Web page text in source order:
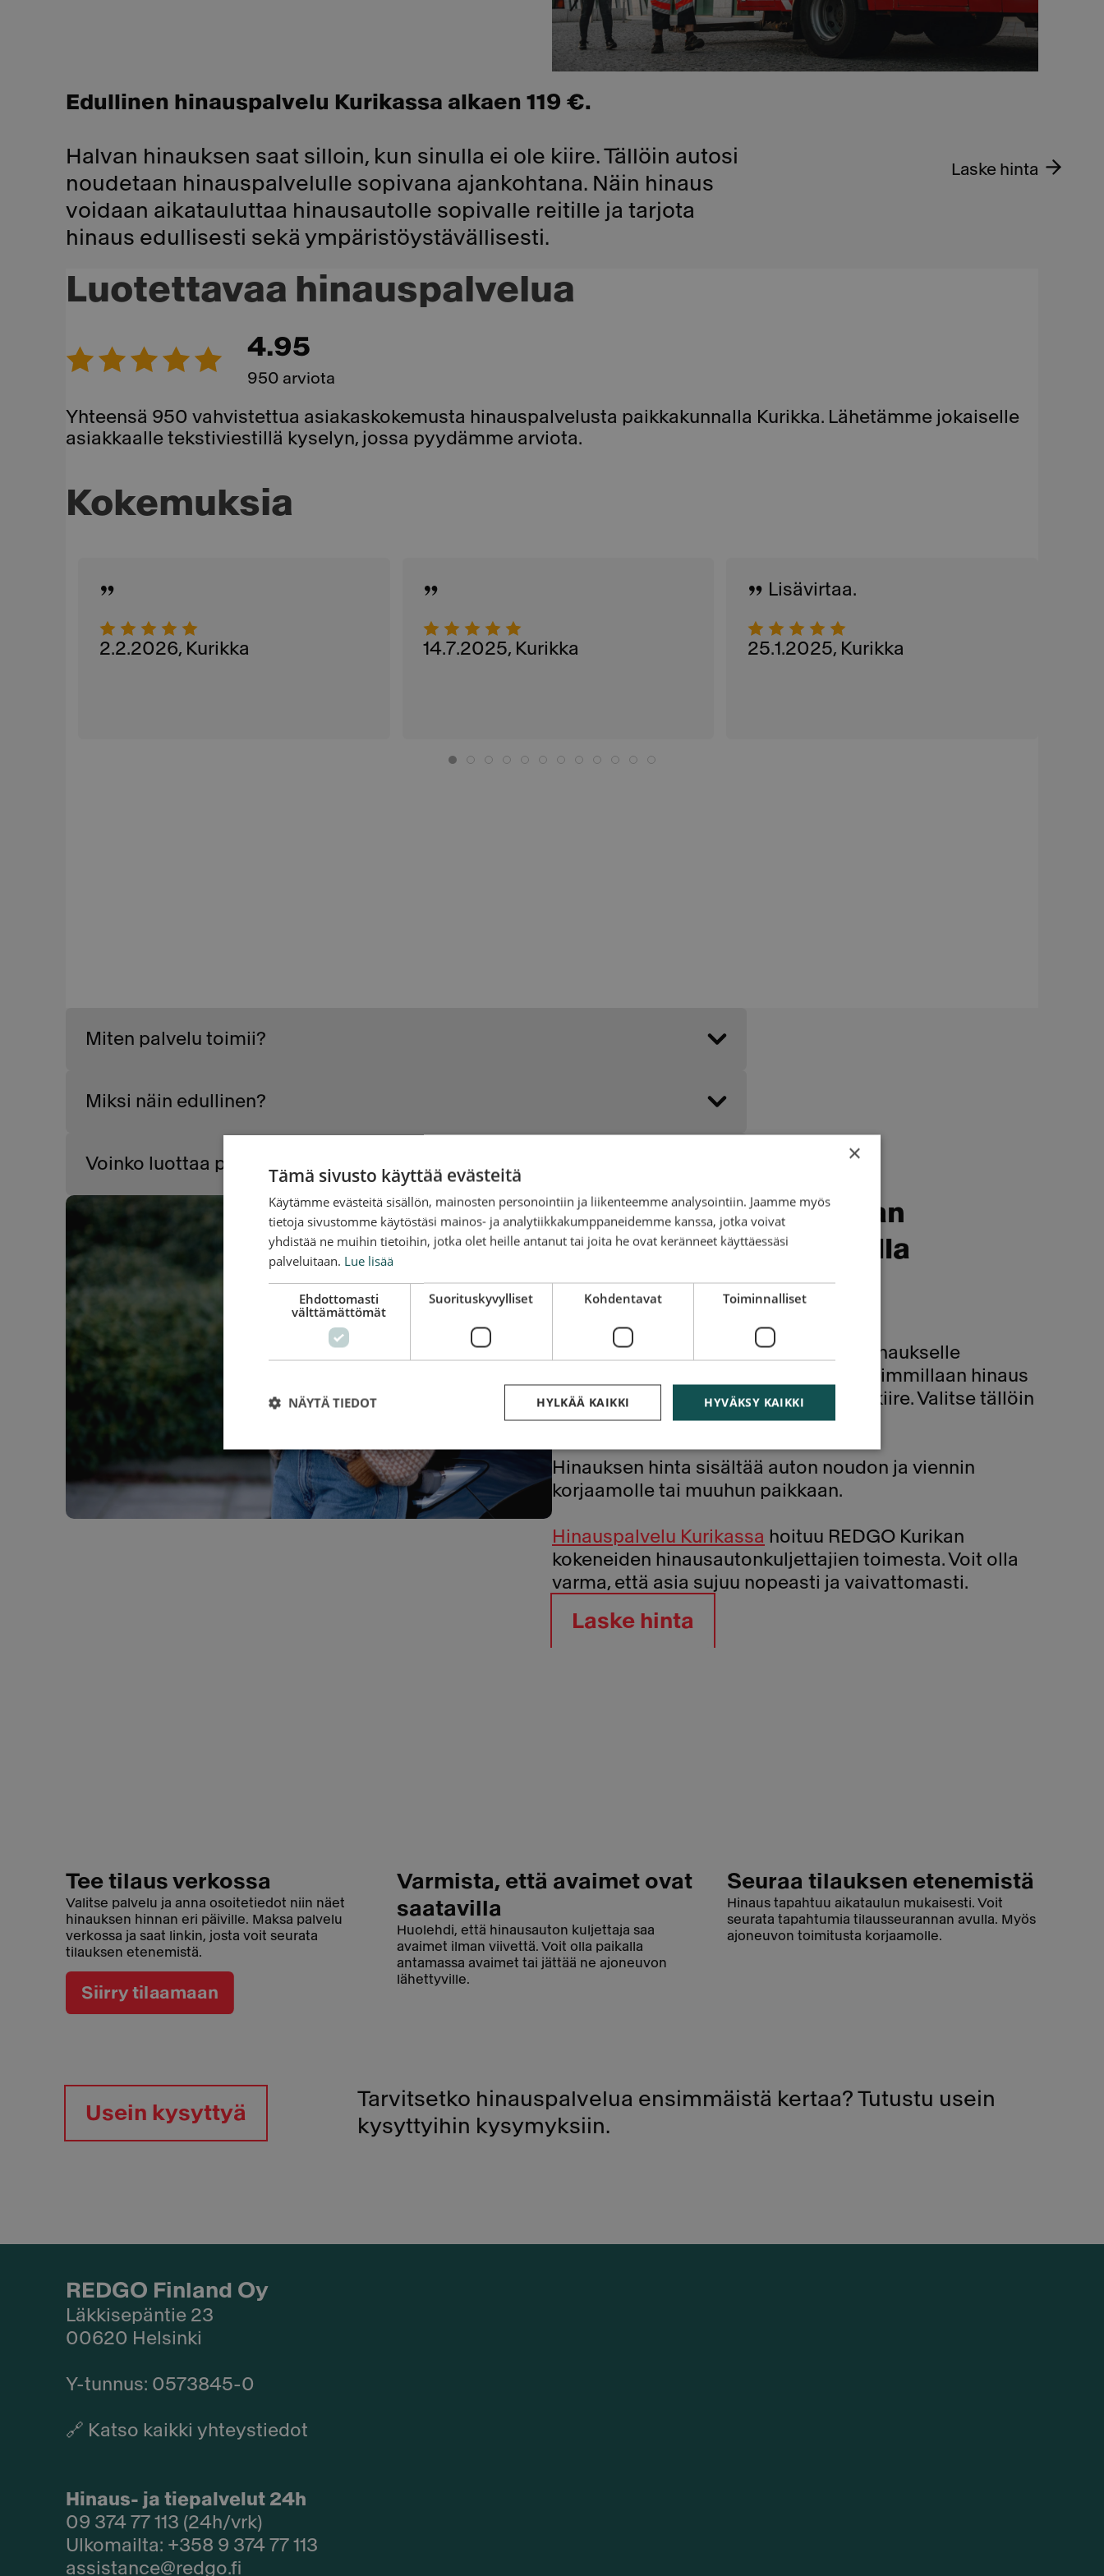
Edullinen hinauspalvelu Kurikassa alkaen 119 €.
Halvan hinauksen saat silloin, kun sinulla ei ole kiire. Tällöin autosi
noudetaan hinauspalvelulle sopivana ajankohtana. Näin hinaus
voidaan aikatauluttaa hinausautolle sopivalle reitille ja tarjota
hinaus edullisesti sekä ympäristöystävällisesti.
Laske hinta
Miten palvelu toimii?
Miksi näin edullinen?
Voinko luottaa palveluun?
Hinauksen tarkan hinnan
Kurikassa saat antamalla
osoitetiedot
Antamalla osoitetiedot näet hinnan hinaukselle
välittömästi ja tuleville päiville. Edullisimmillaan hinaus
Kurikassa on silloin, kun sinulla ei ole kiire. Valitse tällöin
hinaus 1-3 arkipäivän sisällä.
Hinauksen hinta sisältää auton noudon ja viennin
korjaamolle tai muuhun paikkaan.
Hinauspalvelu Kurikassa hoituu REDGO Kurikan
kokeneiden hinausautonkuljettajien toimesta. Voit olla
varma, että asia sujuu nopeasti ja vaivattomasti.
Laske hinta
Tee tilaus verkossa
Valitse palvelu ja anna osoitetiedot niin näet
hinauksen hinnan eri päiville. Maksa palvelu
verkossa ja saat linkin, josta voit seurata
tilauksen etenemistä.
Siirry tilaamaan
Varmista, että avaimet ovat
saatavilla
Huolehdi, että hinausauton kuljettaja saa
avaimet ilman viivettä. Voit olla paikalla
antamassa avaimet tai jättää ne ajoneuvon
lähettyville.
Seuraa tilauksen etenemistä
Hinaus tapahtuu aikataulun mukaisesti. Voit
seurata tapahtumia tilausseurannan avulla. Myös
ajoneuvon toimitusta korjaamolle.
Tarvitsetko hinauspalvelua ensimmäistä kertaa? Tutustu usein
kysyttyihin kysymyksiin.
Usein kysyttyä
REDGO Finland Oy
Läkkisepäntie 23
00620 Helsinki
Y-tunnus: 0573845-0​
🔗 Katso kaikki yhteystiedot
Hinaus- ja tiepalvelut 24h
09 374 77 113 (24h/vrk)
Ulkomailta: +358 9 374 77 113
assistance@redgo.fi
×
Tämä sivusto käyttää evästeitä
Käytämme evästeitä sisällön, mainosten personointiin ja liikenteemme analysointiin. Jaamme myös
tietoja sivustomme käytöstäsi mainos- ja analytiikkakumppaneidemme kanssa, jotka voivat
yhdistää ne muihin tietoihin, jotka olet heille antanut tai joita he ovat keränneet käyttäessäsi
palveluitaan. Lue lisää
Ehdottomasti
välttämättömät
Suorituskyvylliset Kohdentavat Toiminnalliset
HYVÄKSY KAIKKI
HYLKÄÄ KAIKKI
NÄYTÄ TIEDOT